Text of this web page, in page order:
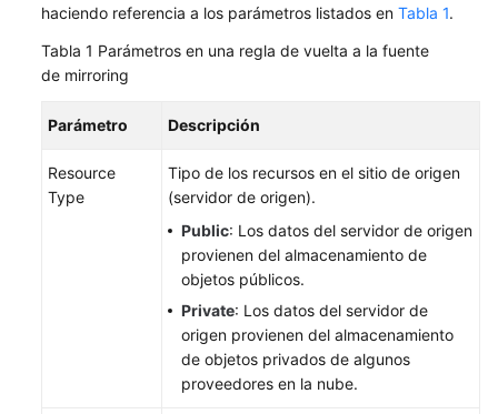
de
datos
Acceso
los
datos
haciendo referencia a los parámetros listados en Tabla 1.
Tabla 1 Parámetros en una regla de vuelta a la fuente
de mirroring
Parámetro Descripción
Resource
Type
Tipo de los recursos en el sitio de origen
(servidor de origen).
Public: Los datos del servidor de origen
provienen del almacenamiento de
objetos públicos.
Private: Los datos del servidor de
origen provienen del almacenamiento
de objetos privados de algunos
proveedores en la nube.